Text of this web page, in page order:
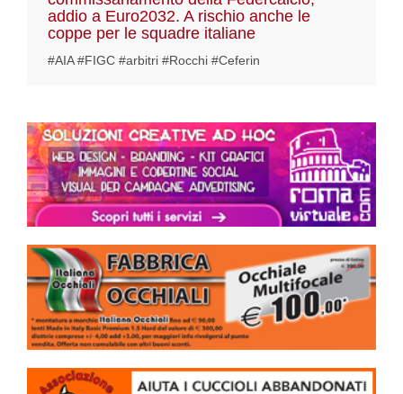
addio a Euro2032. A rischio anche le
coppe per le squadre italiane
#AIA #FIGC #arbitri #Rocchi #Ceferin